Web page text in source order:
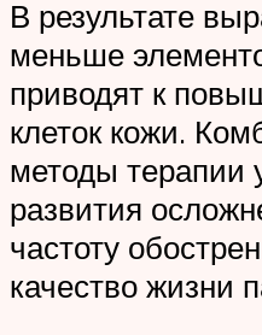
В результате
меньше
приводят к
клеток кожи.
методы терапии
развития
частоту
качество жизни